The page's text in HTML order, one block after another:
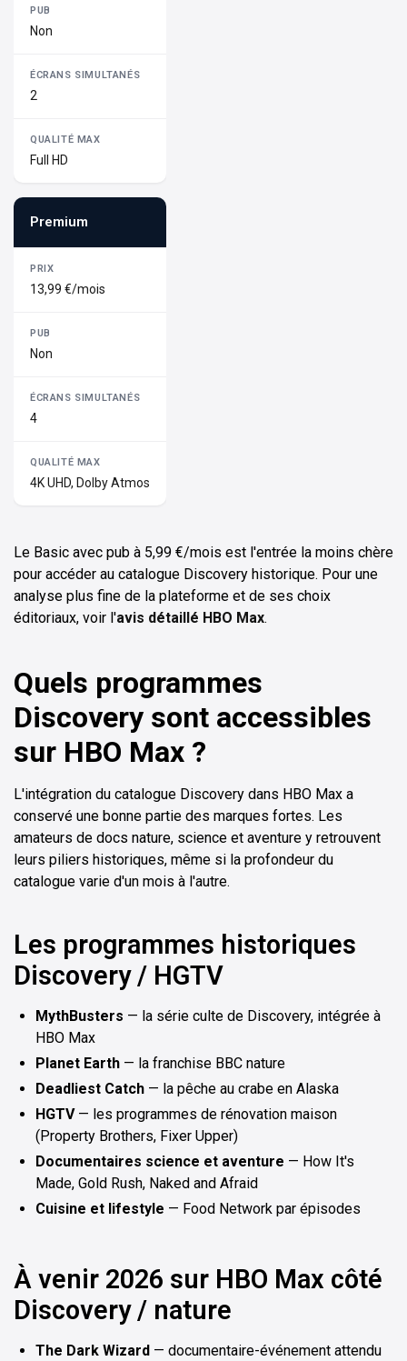
Non
2
Full HD
Premium
13,99 €/mois
Non
4
4K UHD, Dolby Atmos
Le Basic avec pub à 5,99 €/mois est l'entrée la moins chère
pour accéder au catalogue Discovery historique. Pour une
analyse plus fine de la plateforme et de ses choix
éditoriaux, voir l'avis détaillé HBO Max.
Quels programmes
Discovery sont accessibles
sur HBO Max ?
L'intégration du catalogue Discovery dans HBO Max a
conservé une bonne partie des marques fortes. Les
amateurs de docs nature, science et aventure y retrouvent
leurs piliers historiques, même si la profondeur du
catalogue varie d'un mois à l'autre.
Les programmes historiques
Discovery / HGTV
MythBusters — la série culte de Discovery, intégrée à
HBO Max
Planet Earth — la franchise BBC nature
Deadliest Catch — la pêche au crabe en Alaska
HGTV— les programmes de rénovation maison
(Property Brothers, Fixer Upper)
Documentaires science et aventure — How It's
Made, Gold Rush, Naked and Afraid
Cuisine et lifestyle — Food Network par épisodes
À venir 2026 sur HBO Max côté
Discovery / nature
The Dark Wizard — documentaire-événement attendu